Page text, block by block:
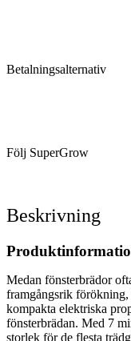
Betalningsalternativ
Följ SuperGrow
Beskrivning
Medan fönsterbrädor
framgångsrik förökning,
kompakta elektriska
fönsterbrädan. Med 7
storlek för de flesta